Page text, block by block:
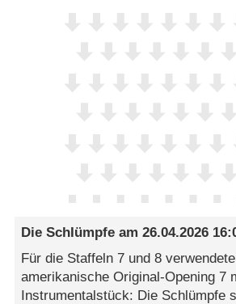
Die SchIümpfe am26.04.2026
Für die Staffeln 7 und 8
amerikanische Original-Opening 7
Instrumentalstück: Die Schlümpfe